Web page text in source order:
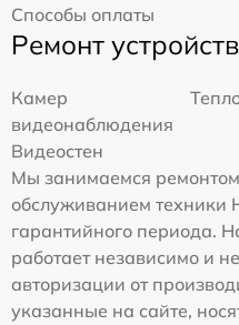
Способы оплаты
Ремонт устройств
Камер
видеонаблюдения
Видеостен
Мы занимаемся
обслуживанием техники
гарантийного периода.
работает независимо и
авторизации от
указанные на сайте,